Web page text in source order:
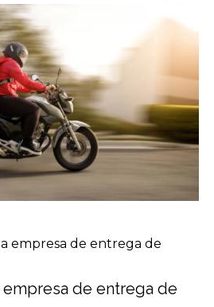
empresa de entrega de
de entrega de